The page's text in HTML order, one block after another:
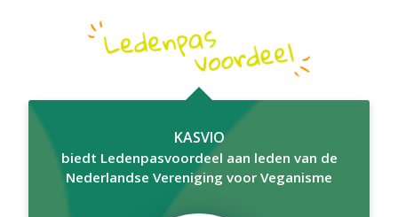
KASVIO
biedt Ledenpasvoordeel aan leden van de
Nederlandse Vereniging voor Veganisme